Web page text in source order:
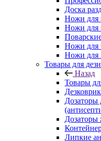
Доска
Ножи для
Ножи для
Ножи для
Ножи для
Товары для
Назад
Товары
Дозаторы
Дозаторы
Липкие